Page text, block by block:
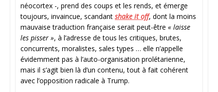
néocortex -, prend des coups et les rends, et émerge
toujours, invaincue, scandant shake it off, dont la moins
mauvaise traduction française serait peut-être « laisse
les pisser », à l’adresse de tous les critiques, brutes,
concurrents, moralistes, sales types … elle n’appelle
évidemment pas à l’auto-organisation prolétarienne,
mais il s’agit bien là d’un contenu, tout à fait cohérent
avec l’opposition radicale à Trump.